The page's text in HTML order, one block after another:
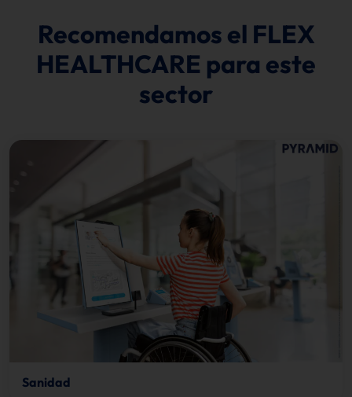
Recomendamos el FLEX
HEALTHCARE para este
sector
Sanidad